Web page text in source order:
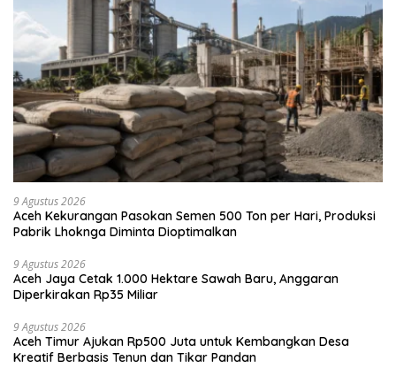
9 Agustus 2026
Aceh Kekurangan Pasokan Semen 500 Ton per Hari, Produksi
Pabrik Lhoknga Diminta Dioptimalkan
9 Agustus 2026
Aceh Jaya Cetak 1.000 Hektare Sawah Baru, Anggaran
Diperkirakan Rp35 Miliar
9 Agustus 2026
Aceh Timur Ajukan Rp500 Juta untuk Kembangkan Desa
Kreatif Berbasis Tenun dan Tikar Pandan